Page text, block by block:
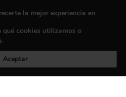
la mejor experiencia en
qué cookies utilizamos o
.
Aceptar